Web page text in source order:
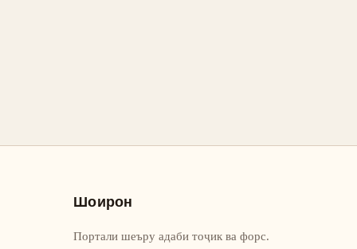
Шоирон
Портали шеъру адаби тоҷик ва форс.